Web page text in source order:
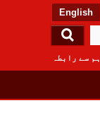
English
ہم سے رابطہ